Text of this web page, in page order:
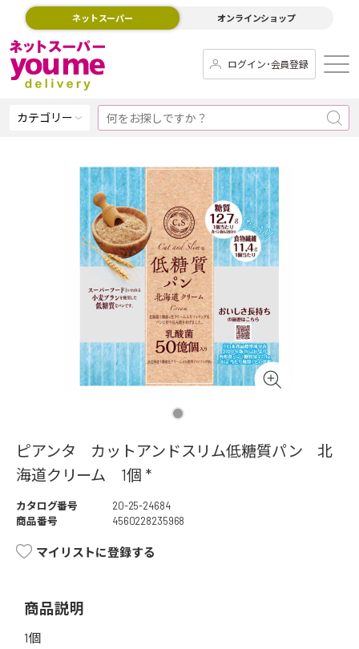
ネットスーパー オンラインショップ
ログイン･会員登録
カテゴリー
ピアンタ カットアンドスリム低糖質パン 北
海道クリーム 1個 *
カタログ番号
20-25-24684
商品番号
4560228235968
マイリストに登録する
商品説明
1個